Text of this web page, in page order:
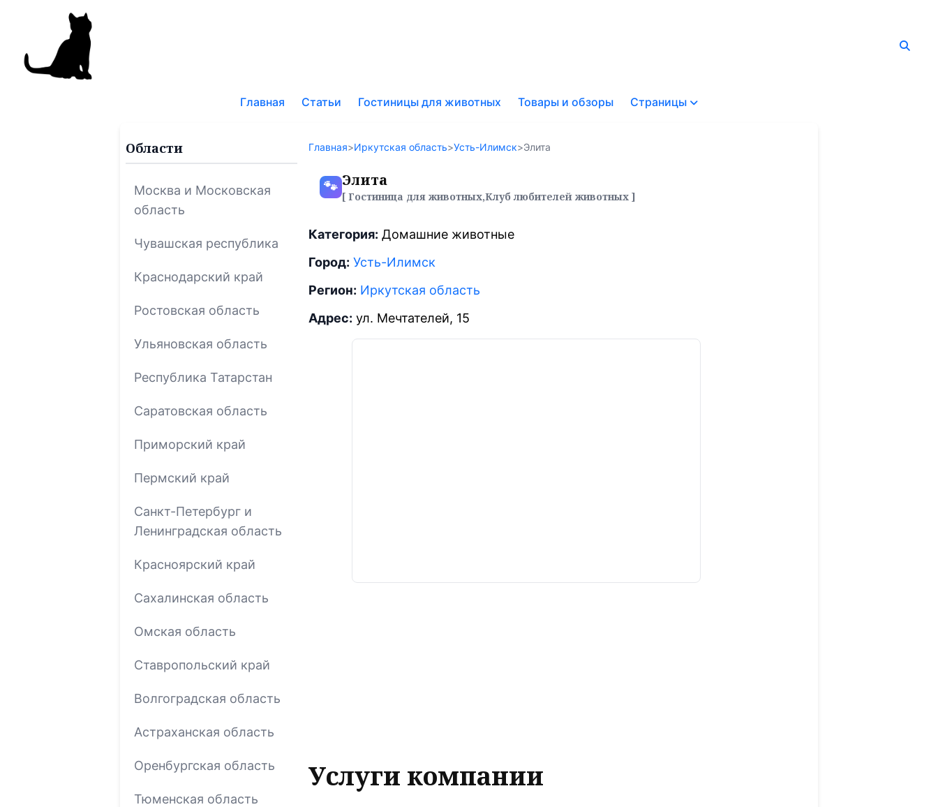
Главная Статьи Гостиницы для животных Товары и обзоры Страницы
по
Области
Москва и Московская
область
Чувашская республика
Краснодарский край
Ростовская область
Ульяновская область
Республика Татарстан
Саратовская область
Приморский край
Пермский край
Санкт-Петербург и
Ленинградская область
Красноярский край
Сахалинская область
Омская область
Ставропольский край
Волгоградская область
Астраханская область
Оренбургская область
Тюменская область
Главная>Иркутская область>Усть-Илимск>Элита
🐾 Элита
[ Гостиница для животных,Клуб любителей животных ]
Категория: Домашние животные
Город: Усть-Илимск
Регион: Иркутская область
Адрес: ул. Мечтателей, 15
Услуги компании